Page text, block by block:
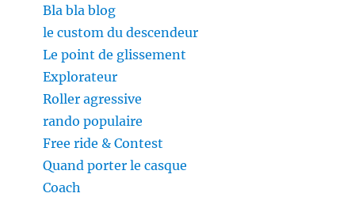
Bla bla blog
le custom du descendeur
Le point de glissement
Explorateur
Roller agressive
rando populaire
Free ride & Contest
Quand porter le casque
Coach